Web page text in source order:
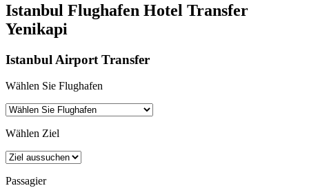
Istanbul Flughafen Hotel Transfer
Yenikapi
Istanbul Airport Transfer
Wählen Sie Flughafen
Wählen Ziel
Passagier